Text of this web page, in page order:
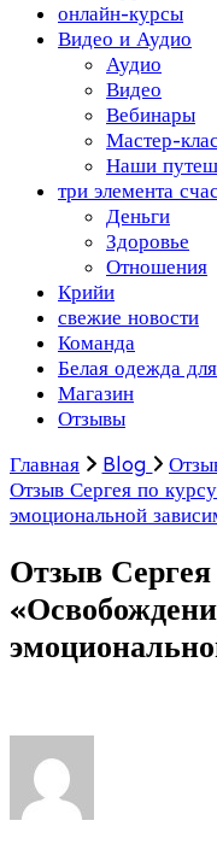
онлайн-курсы
Видео и Аудио
Аудио
Видео
Вебинары
Мастер-
Наши
три элемента
Деньги
Здоровье
Отношения
Крийи
свежие новости
Команда
Белая одежда
Магазин
Отзывы
Главная
Blog
Отзыв Сергея по
эмоциональной
Отзыв Сергея